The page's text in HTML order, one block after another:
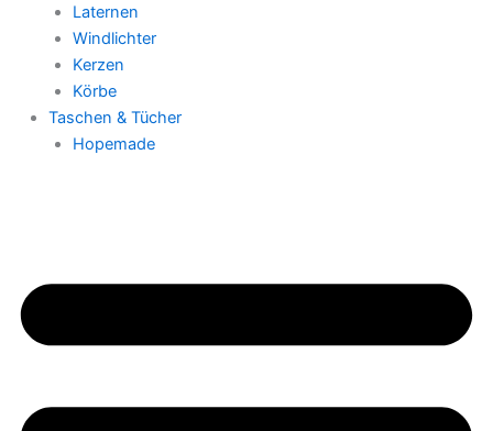
Laternen
Windlichter
Kerzen
Körbe
Taschen & Tücher
Hopemade